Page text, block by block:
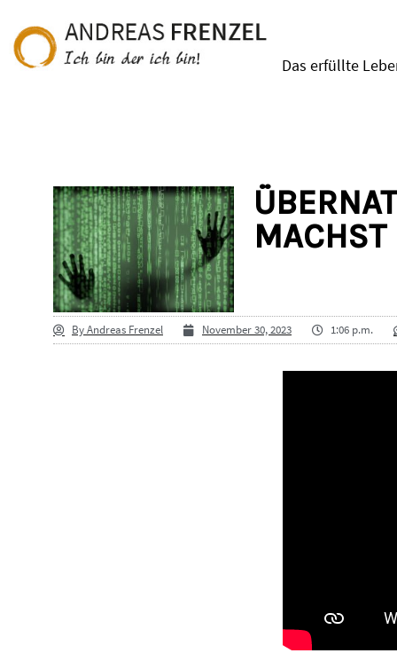
Das erfüllte
ByAndreas Frenzel November 30, 2023 1:06 p.m.